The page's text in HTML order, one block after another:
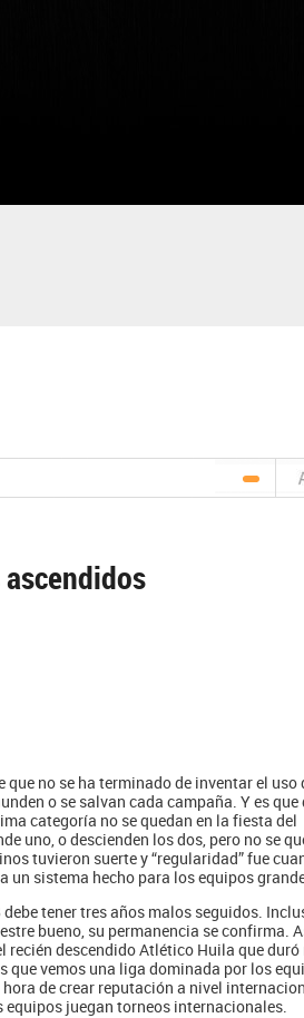
no se ha terminado de inventar el uso
o se salvan cada campaña. Y es que
categoría no se quedan en la fiesta del
uno, o descienden los dos, pero no se
tuvieron suerte y “regularidad” fue
un sistema hecho para los equipos
tener tres años malos seguidos.
bueno, su permanencia se confirma.
recién descendido Atlético Huila que duró
que vemos una liga dominada por los
de crear reputación a nivel
equipos juegan torneos internacionales.